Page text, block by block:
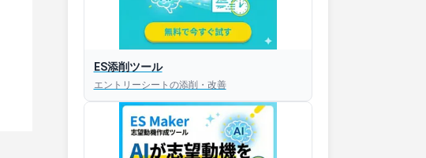
ES添削ツール
エントリーシートの添削・改善